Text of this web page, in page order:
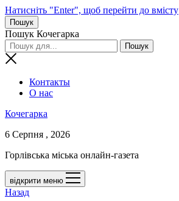
Натисніть "Enter", щоб перейти до вмісту
Пошук
Пошук Кочегарка
Контакты
О нас
Кочегарка
6 Серпня , 2026
Горлівська міська онлайн-газета
відкрити меню
Назад